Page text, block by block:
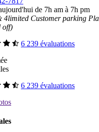
de 7h am à 7h pm
4limited Customer parking
off)
6 239 évaluations
6 239 évaluations